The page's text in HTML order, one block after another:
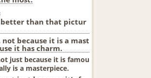
than that pictur
because it is a mast
it has charm.
just because it is famou
is a masterpiece.